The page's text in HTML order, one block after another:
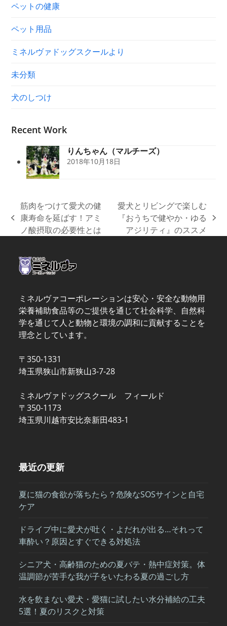
ペットの健康
ペット用品
ミネルヴァドッグスクールより
未分類
犬のしつけ
Recent Work
りんちゃん（マルチーズ）
2018年10月18日
previous
post:
筋肉をつけて愛犬の健
康寿命を延ばす！アミ
ノ酸摂取の必要性とは
next
post:
愛犬とリビングで楽しむ
『おうちで健やか・ゆる
アジリティ』のススメ
ミネルヴァコーポレーションは安心・安全な動物用
栄養補助食品等のご提供を通じて社会科学、自然科
学を通じて人と動物と環境の調和に貢献することを
理念としています。
〒350-1331
埼玉県狭山市新狭山3-7-28
ミネルヴァドッグスクール フィールド
〒350-1173
埼玉県川越市安比奈新田483-1
最近の更新
夏に猫の食欲が落ちたら？危険なSOSサインと自宅
ケア
ドライブ中に愛犬が吐く・よだれが出る…それって
車酔い？原因とすぐできる対処法
シニア犬・高齢猫のための夏バテ・熱中症対策。体
温調節が苦手な我が子をいたわる夏の過ごし方
水を飲まない愛犬・愛猫に試したい水分補給の工夫
5選！夏のリスクと対策